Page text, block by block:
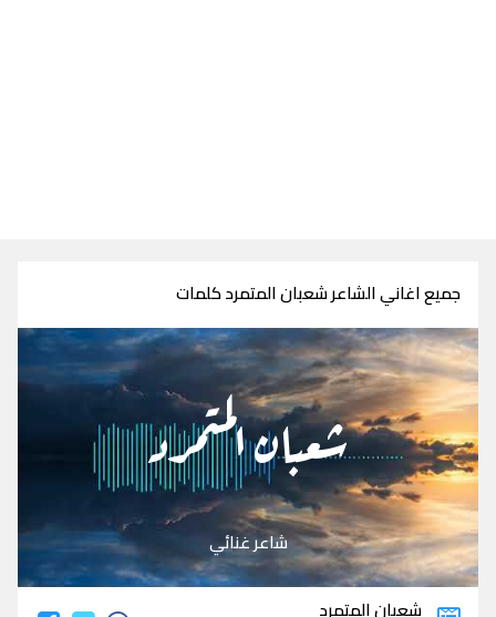
جميع اغاني الشاعر شعبان المتمرد كلمات
شعبان المتمرد
شاعر غنائي
شعبان المتمرد